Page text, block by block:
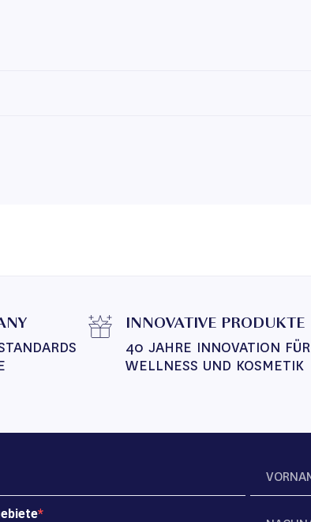
INNOVATIVE PRODUKTE
40 JAHRE INNOVATION FÜR
WELLNESS UND KOSMETIK